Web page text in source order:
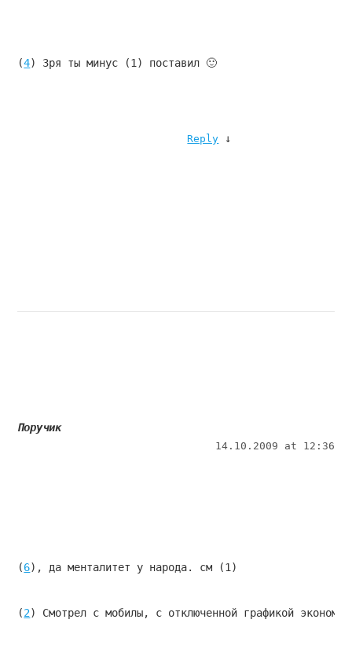
(4) Зря ты минус (1) поставил 🙂
Reply ↓
Поручик
14.10.2009 at 12:36
(6), да менталитет у народа. см (1)
(2) Смотрел с мобилы, с отключенной графикой